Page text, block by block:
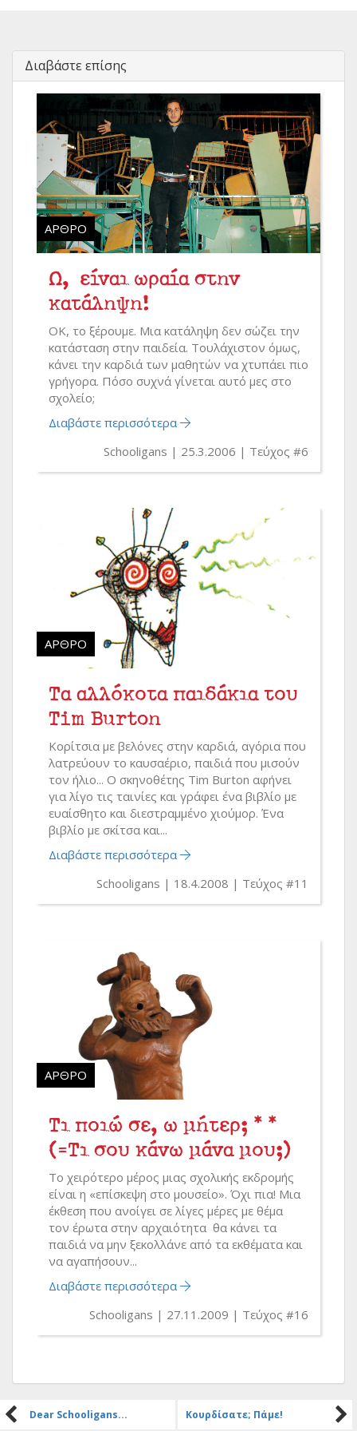
Διαβάστε επίσης
ΆΡΘΡΟ
Ω, είναι ωραία στην
κατάληψη!
ΟΚ, το ξέρουμε. Μια κατάληψη δεν σώζει την
κατάσταση στην παιδεία. Τουλάχιστον όμως,
κάνει την καρδιά των μαθητών να χτυπάει πιο
γρήγορα. Πόσο συχνά γίνεται αυτό μες στο
σχολείο;
Διαβάστε περισσότερα
Schooligans
25.3.2006 Τεύχος #6
ΆΡΘΡΟ
Τα αλλόκοτα παιδάκια του
Tim Burton
Κορίτσια με βελόνες στην καρδιά, αγόρια που
λατρεύουν το καυσαέριο, παιδιά που μισούν
τον ήλιο... Ο σκηνοθέτης Tim Burton αφήνει
για λίγο τις ταινίες και γράφει ένα βιβλίο με
ευαίσθητο και διεστραμμένο χιούμορ. Ένα
βιβλίο με σκίτσα και...
Διαβάστε περισσότερα
Schooligans
18.4.2008 Τεύχος #11
ΆΡΘΡΟ
Τι ποιώ σε, ω μήτερ; * *
(=Τι σου κάνω μάνα μου;)
Το χειρότερο μέρος μιας σχολικής εκδρομής
είναι η «επίσκεψη στο μουσείο». Όχι πια! Μια
έκθεση που ανοίγει σε λίγες μέρες με θέμα
τον έρωτα στην αρχαιότητα θα κάνει τα
παιδιά να μην ξεκολλάνε από τα εκθέματα και
να αγαπήσουν...
Διαβάστε περισσότερα
Schooligans
27.11.2009 Τεύχος #16
Dear Schooligans... Κουρδίσατε; Πάμε!